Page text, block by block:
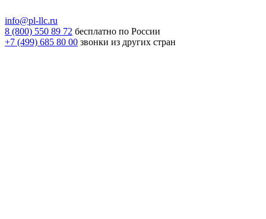
info@pl-llc.ru
8 (800) 550 89 72 бесплатно по России
+7 (499) 685 80 00 звонки из других стран